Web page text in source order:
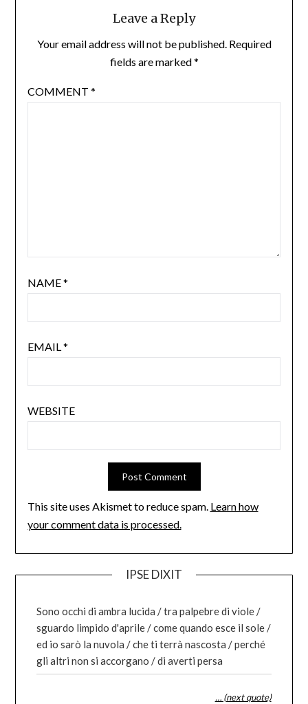
Leave a Reply
Your email address will not be published. Required
fields are marked*
COMMENT *
NAME*
EMAIL*
WEBSITE
This site uses Akismet to reduce spam. Learn how
your comment data is processed.
IPSE DIXIT
Sono occhi di ambra lucida / tra palpebre di viole /
sguardo limpido d'aprile / come quando esce il sole /
ed io sarò la nuvola / che ti terrà nascosta / perché
gli altri non si accorgano / di averti persa
… (next quote)